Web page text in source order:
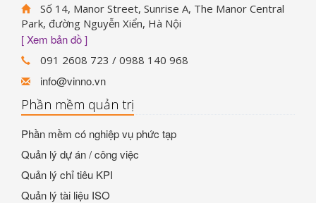
Số 14, Manor Street, Sunrise A, The Manor Central
Park, đường Nguyễn Xiển, Hà Nội
[ Xem bản đồ ]
091 2608 723 / 0988 140 968
info@vinno.vn
Phần mềm quản trị
Phần mềm có nghiệp vụ phức tạp
Quản lý dự án / công việc
Quản lý chỉ tiêu KPI
Quản lý tài liệu ISO